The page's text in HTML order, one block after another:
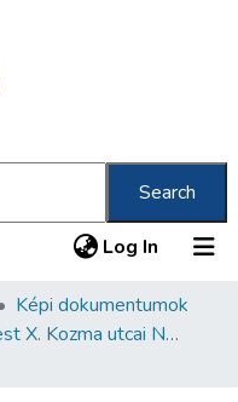
Search
Log In (current)
Képi dokumentumok
Budapest X. Kozma utcai Neológ Zsidó Temető